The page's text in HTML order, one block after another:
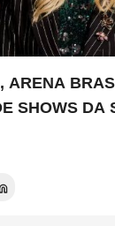
ARENA
SHOWS DA